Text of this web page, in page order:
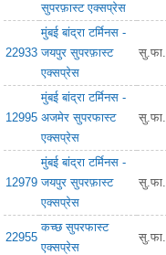
सुपरफ़ास्ट एक्सप्रेस
22933
मुंबई बांद्रा टर्मिनस -
जयपुर सुपरफ़ास्ट
एक्सप्रेस
सु.फा.
12995
मुंबई बांद्रा टर्मिनस -
अजमेर सुपरफास्ट
एक्सप्रेस
सु.फा.
12979
मुंबई बांद्रा टर्मिनस -
जयपुर सुपरफ़ास्ट
एक्सप्रेस
सु.फा.
22955
कच्छ सुपरफास्ट
एक्सप्रेस
सु.फा.